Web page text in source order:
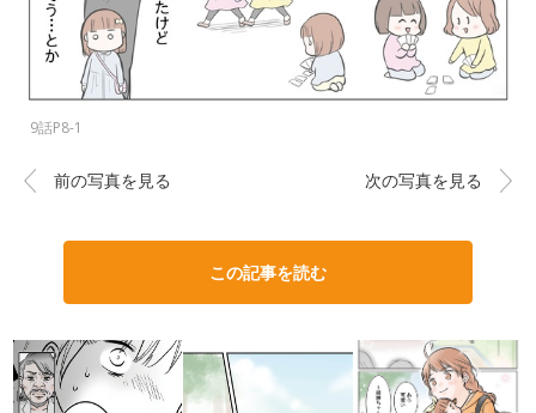
9話P8-1
前の写真を見る 次の写真を見る
この記事を読む